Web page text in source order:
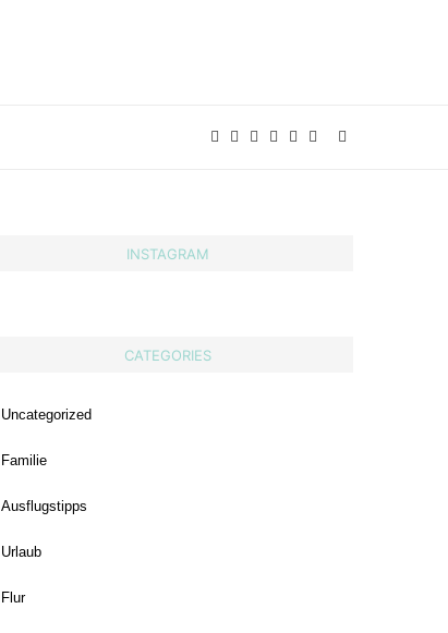
INSTAGRAM
CATEGORIES
Uncategorized
Familie
Ausflugstipps
Urlaub
Flur